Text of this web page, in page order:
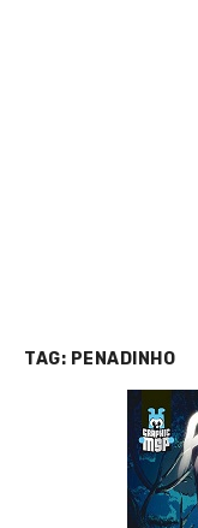
TAG: PENADINHO